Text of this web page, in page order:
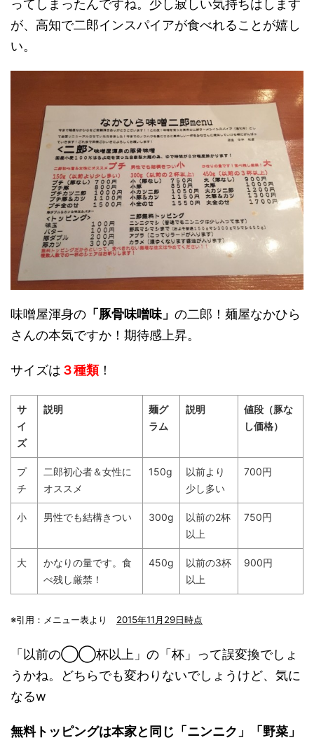
ってしまったんですね。少し寂しい気持ちはします
が、高知で二郎インスパイアが食べれることが嬉し
い。
味噌屋渾身の 「豚骨味噌味」 の二郎！麺屋なかひら
さんの本気ですか！期待感上昇。
サイズは ３種類！
サ
イ
ズ
説明
麺グ
ラム
説明
値段（豚な
し価格）
プ
チ
二郎初心者＆女性に
オススメ
150g
以前より
少し多い
700円
小 男性でも結構きつい 300g
以前の2杯
以上
750円
大
かなりの量です。食
べ残し厳禁！
450g
以前の3杯
以上
900円
※引用：メニュー表より 2015年11月29日時点
「以前の◯◯杯以上」の「杯」って誤変換でしょ
うかね。どちらでも変わりないでしょうけど、気に
なるw
無料トッピングは本家と同じ「ニンニク」「野菜」